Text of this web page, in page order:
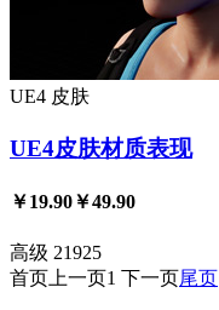
UE4 皮肤
UE4皮肤材质表现
￥19.90￥49.90
高级 21925
首页 上一页1 下一页尾页